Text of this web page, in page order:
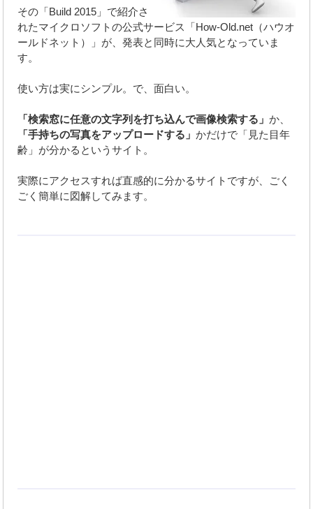
その「Build 2015」で紹介さ
れたマイクロソフトの公式サービス「How-Old.net（ハウオ
ールドネット）」が、発表と同時に大人気となっていま
す。
使い方は実にシンプル。で、面白い。
「検索窓に任意の文字列を打ち込んで画像検索する」か、
「手持ちの写真をアップロードする」かだけで「見た目年
齢」が分かるというサイト。
実際にアクセスすれば直感的に分かるサイトですが、ごく
ごく簡単に図解してみます。